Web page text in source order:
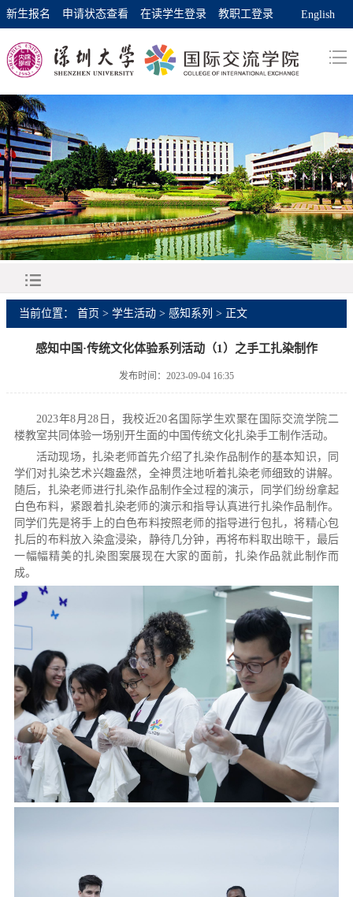
新生报名 申请状态查看 在读学生登录 教职工登录 English
当前位置： 首页 > 学生活动 > 感知系列 > 正文
感知中国·传统文化体验系列活动（1）之手工扎染制作
发布时间：2023-09-04 16:35
2023年8月28日，我校近20名国际学生欢聚在国际交流学院二
楼教室共同体验一场别开生面的中国传统文化扎染手工制作活动。
活动现场，扎染老师首先介绍了扎染作品制作的基本知识，同
学们对扎染艺术兴趣盎然，全神贯注地听着扎染老师细致的讲解。
随后，扎染老师进行扎染作品制作全过程的演示，同学们纷纷拿起
白色布料，紧跟着扎染老师的演示和指导认真进行扎染作品制作。
同学们先是将手上的白色布料按照老师的指导进行包扎，将精心包
扎后的布料放入染盒浸染，静待几分钟，再将布料取出晾干，最后
一幅幅精美的扎染图案展现在大家的面前，扎染作品就此制作而
成。